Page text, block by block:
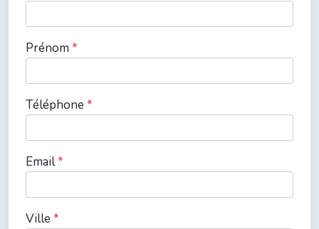
Prénom *
Téléphone *
Email*
Ville *